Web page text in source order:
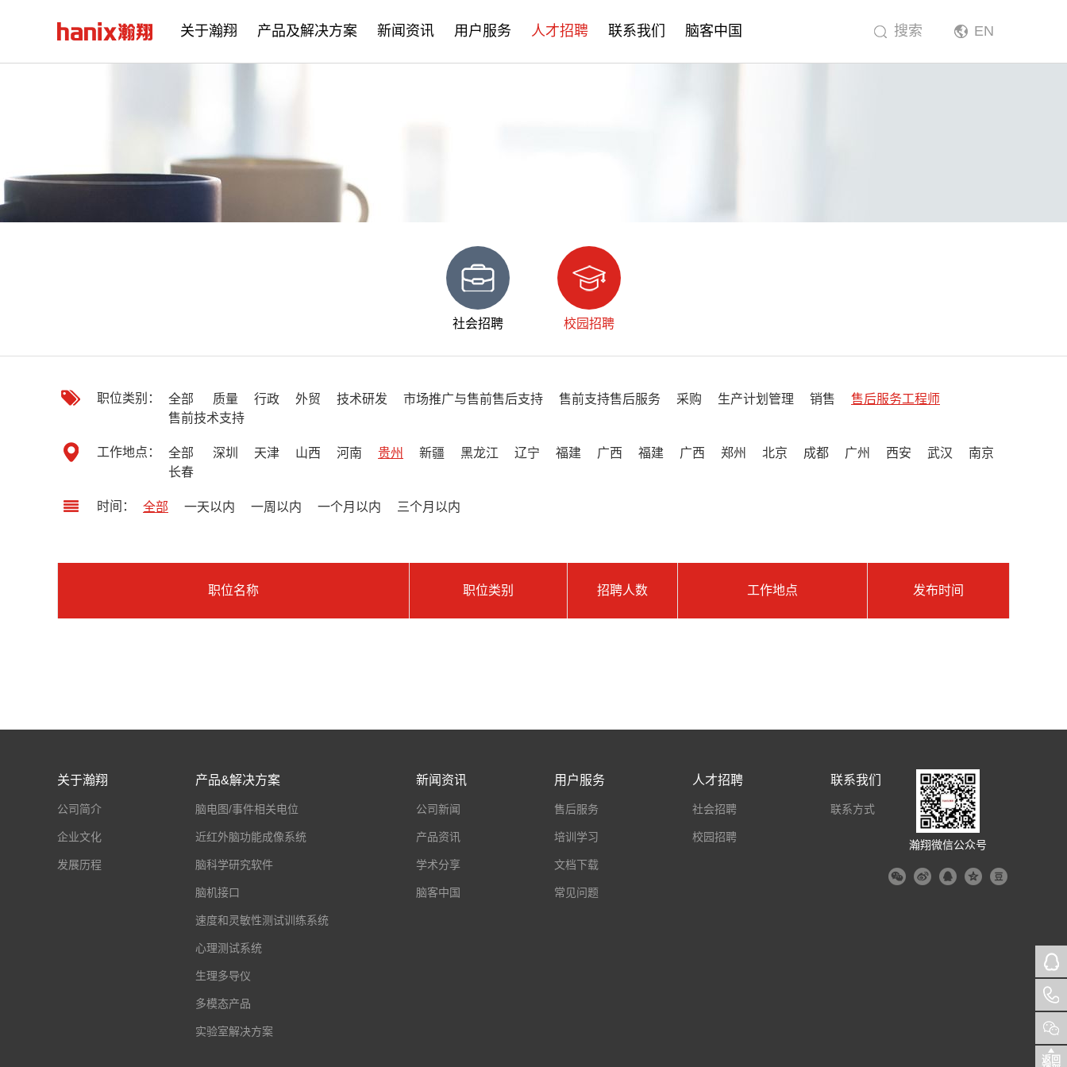
关于瀚翔 产品及解决方案 新闻资讯 用户服务 人才招聘 联系我们 脑客中国 EN
搜索
社会招聘 校园招聘
职位类别： 全部 质量 行政 外贸 技术研发 市场推广与售前售后支持 售前支持售后服务 采购 生产计划管理 销售
售后服务工程师
售前技术支持
工作地点： 全部 深圳 天津 山西 河南 贵州 新疆 黑龙江 辽宁 福建 广西 福建 广西 郑州 北京 成都 广州 西安 武汉
南京
长春
时间： 全部 一天以内 一周以内 一个月以内 三个月以内
职位名称 职位类别 招聘人数 工作地点 发布时间
瀚翔微信公众号
关于瀚翔
公司简介
企业文化
发展历程
产品&解决方案
脑电图/事件相关电位
近红外脑功能成像系统
脑科学研究软件
脑机接口
速度和灵敏性测试训练系统
心理测试系统
生理多导仪
多模态产品
实验室解决方案
新闻资讯
公司新闻
产品资讯
学术分享
脑客中国
用户服务
售后服务
培训学习
文档下载
常见问题
人才招聘
社会招聘
校园招聘
联系我们
联系方式
返回